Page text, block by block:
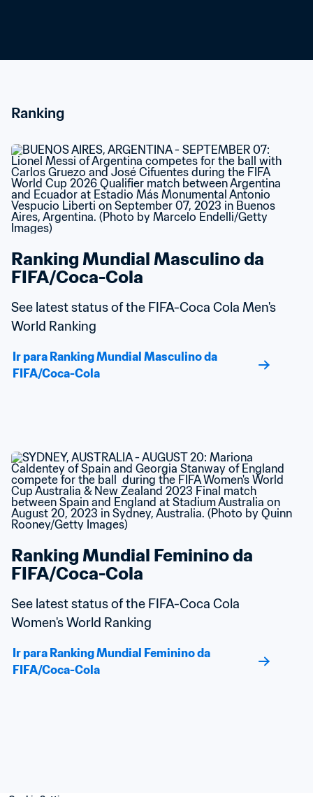
Ranking
Ranking Mundial Masculino da
FIFA/Coca-Cola
See latest status of the FIFA-Coca Cola Men's
World Ranking
Ir para Ranking Mundial Masculino da
FIFA/Coca-Cola
Ranking Mundial Feminino da
FIFA/Coca-Cola
See latest status of the FIFA-Coca Cola
Women's World Ranking
Ir para Ranking Mundial Feminino da
FIFA/Coca-Cola